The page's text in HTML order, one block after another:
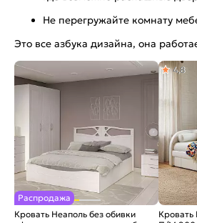
Не перегружайте комнату
Это все азбука дизайна, она
Распродажа
Кровать Неаполь без обивки
4,8